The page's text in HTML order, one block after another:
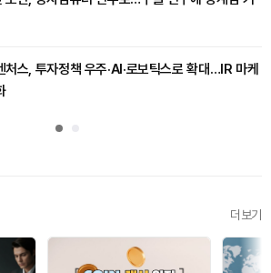
처스, 투자정책 우주·AI·로보틱스로 확대…IR 마케
더보기